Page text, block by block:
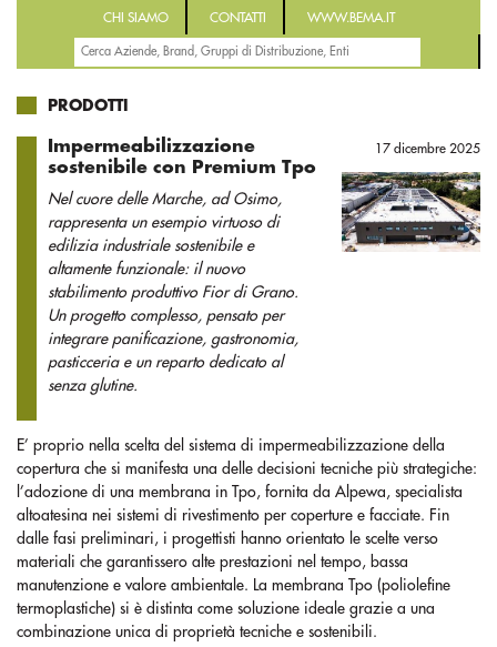
CHI SIAMO CONTATTI WWW.BEMA.IT
PRODOTTI
Impermeabilizzazione
sostenibile con Premium Tpo
Nel cuore delle Marche, ad Osimo,
rappresenta un esempio virtuoso di
edilizia industriale sostenibile e
altamente funzionale: il nuovo
stabilimento produttivo Fior di Grano.
Un progetto complesso, pensato per
integrare panificazione, gastronomia,
pasticceria e un reparto dedicato al
senza glutine.
17 dicembre 2025
E’ proprio nella scelta del sistema di impermeabilizzazione della
copertura che si manifesta una delle decisioni tecniche più strategiche:
l’adozione di una membrana in Tpo, fornita da Alpewa, specialista
altoatesina nei sistemi di rivestimento per coperture e facciate. Fin
dalle fasi preliminari, i progettisti hanno orientato le scelte verso
materiali che garantissero alte prestazioni nel tempo, bassa
manutenzione e valore ambientale. La membrana Tpo (poliolefine
termoplastiche) si è distinta come soluzione ideale grazie a una
combinazione unica di proprietà tecniche e sostenibili.